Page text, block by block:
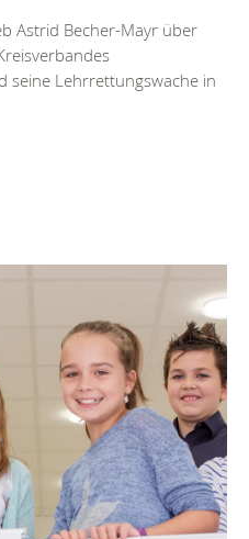
Astrid Becher-Mayr über
seine Lehrrettungswache in